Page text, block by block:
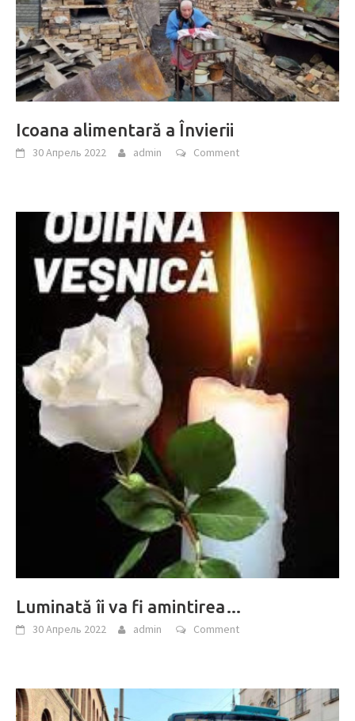
Icoana alimentară a Învierii
30 Апрель 2022 admin Comment
Luminată îi va fi amintirea…
30 Апрель 2022 admin Comment